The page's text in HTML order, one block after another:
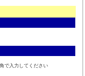
で入力してください